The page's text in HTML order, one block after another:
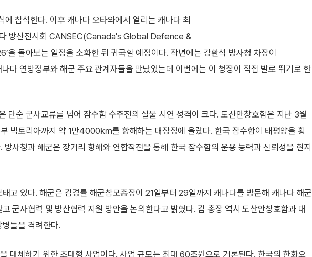
참석한다. 이후 캐나다 오타와에서 열리는 캐나다 최
다 방산전시회 CANSEC(Canada's Global Defence &
돌아보는 일정을 소화한 뒤 귀국할 예정이다. 작년에는 강환석 방사청 차장이
다 연방정부와 해군 주요 관계자들을 만났었는데 이번에는 이 청장이 직접 발로 뛰기로 한
단순 군사교류를 넘어 잠수함 수주전의 실물 시연 성격이 크다. 도산안창호함은 지난 3월
빅토리아까지 약 1만4000㎞를 항해하는 대장정에 올랐다. 한국 잠수함이 태평양을 횡
방사청과 해군은 장거리 항해와 연합작전을 통해 한국 잠수함의 운용 능력과 신뢰성을 현지
고 있다. 해군은 김경률 해군참모총장이 21일부터 29일까지 캐나다를 방문해 캐나다 해군
군사협력 및 방산협력 지원 방안을 논의한다고 밝혔다. 김 총장 역시 도산안창호함과 대
들을 격려한다.
대체하기 위한 초대형 사업이다. 사업 규모는 최대 60조원으로 거론된다. 한국의 한화오